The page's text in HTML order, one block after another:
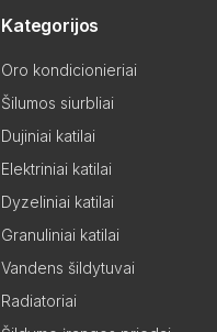
Kategorijos
Oro kondicionieriai
Šilumos siurbliai
Dujiniai katilai
Elektriniai katilai
Dyzeliniai katilai
Granuliniai katilai
Vandens šildytuvai
Radiatoriai